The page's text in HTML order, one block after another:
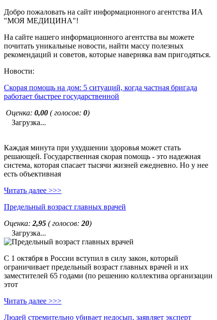
Добро пожаловать на сайт информационного агентства ИА
"МОЯ МЕДИЦИНА"!
На сайте нашего информационного агентства вы можете
почитать уникальные новости, найти массу полезных
рекомендаций и советов, которые наверняка вам пригодяться.
Новости:
Скорая помощь на дом: 5 ситуаций, когда частная бригада
работает быстрее государственной
Оценка: 0,00 ( голосов: 0)
Загрузка...
Каждая минута при ухудшении здоровья может стать
решающей. Государственная скорая помощь - это надежная
система, которая спасает тысячи жизней ежедневно. Но у нее
есть объективная
Читать далее >>>
Предельный возраст главных врачей
Оценка: 2,95 ( голосов: 20)
Загрузка...
С 1 октября в России вступил в силу закон, который
ограничивает предельный возраст главных врачей и их
заместителей 65 годами (по решению коллектива организации
этот
Читать далее >>>
Людей стремительно убивает недосып, заявляет эксперт